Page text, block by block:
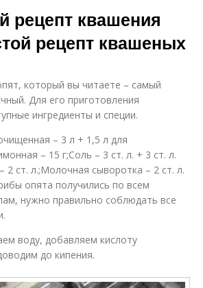
рецепт квашения
рецепт квашеных
который вы читаете – самый
Для его приготовления
ингредиенты и специи.
– 3 л + 1,5 л для
– 15 г;Соль – 3 ст. л. + 3 ст. л.
2 ст. л.;Молочная сыворотка – 2 ст. л.
опята получились по всем
нужно правильно соблюдать все
воду, добавляем кислоту
до кипения.